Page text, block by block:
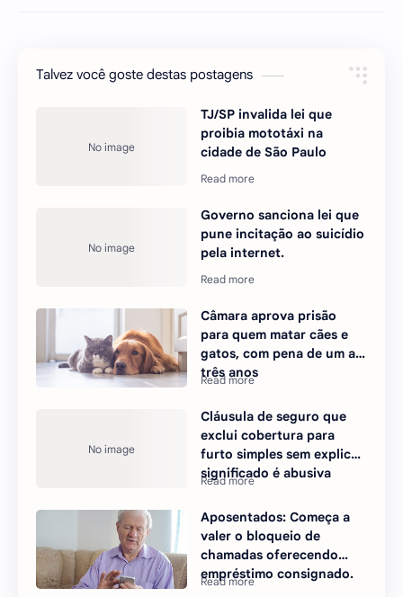
Talvez você goste destas postagens
TJ/SP invalida lei que
proibia mototáxi na
cidade de São Paulo
Governo sanciona lei que
pune incitação ao suicídio
pela internet.
Câmara aprova prisão
para quem matar cães e
gatos, com pena de um a
três anos
Cláusula de seguro que
exclui cobertura para
furto simples sem explicar
significado é abusiva
Aposentados: Começa a
valer o bloqueio de
chamadas oferecendo
empréstimo consignado.